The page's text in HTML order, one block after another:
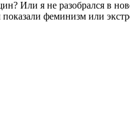
Или я не разобрался в
феминизм или